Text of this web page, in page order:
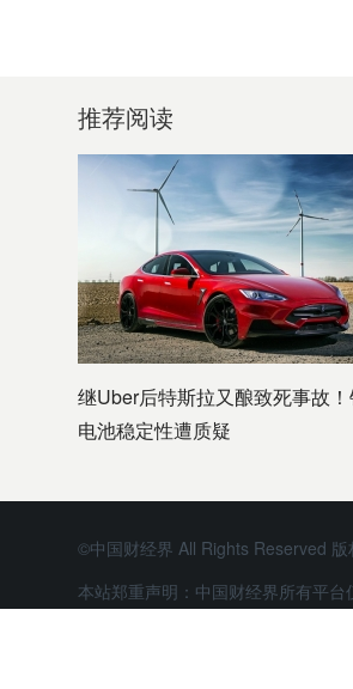
推荐阅读
继Uber后特斯拉又酿致死事故
电池稳定性遭质疑
©中国财经界 All Rights Reserved 版
本站郑重声明：中国财经界所有平